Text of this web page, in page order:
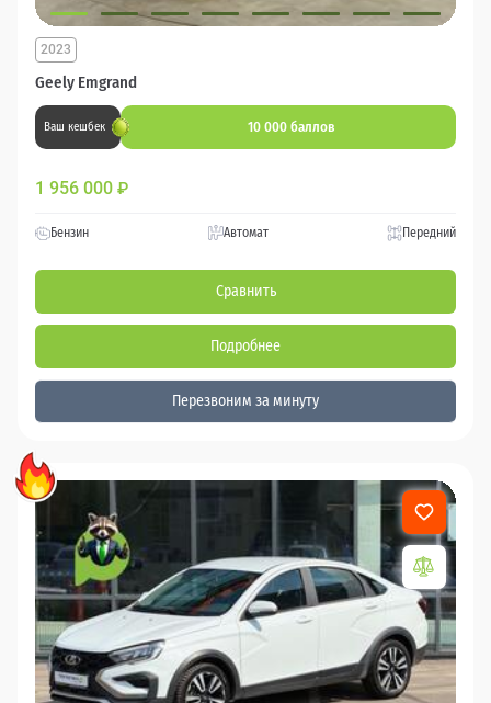
Geely Emgrand
2023
Ваш кешбек 10 000 баллов
1 956 000 ₽
Бензин Автомат Передний
Сравнить
Подробнее
Перезвоним за минуту